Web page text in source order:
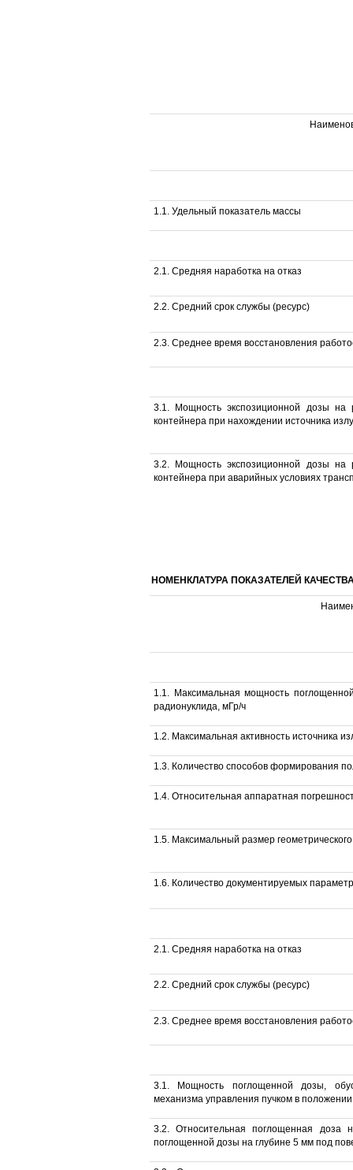
1.1. Удельный показатель массы
2.1. Средняя наработка на отказ
2.2. Средний срок службы (ресурс)
2.3. Среднее время восстановления
3.1. Мощность экспозиционной дозы на
контейнера при нахождении источника
3.2. Мощность экспозиционной дозы на
контейнера при аварийных условиях
НОМЕНКЛАТУРА ПОКАЗАТЕЛЕЙ
1.1. Максимальная мощность
радионуклида, мГр/ч
1.2. Максимальная активность источника
1.3. Количество способов формирования
1.4. Относительная аппаратная
1.5. Максимальный размер
1.6. Количество документируемых
2.1. Средняя наработка на отказ
2.2. Средний срок службы (ресурс)
2.3. Среднее время восстановления
3.1. Мощность поглощенной дозы,
механизма управления пучком в
3.2. Относительная поглощенная доза
поглощенной дозы на глубине 5 мм под